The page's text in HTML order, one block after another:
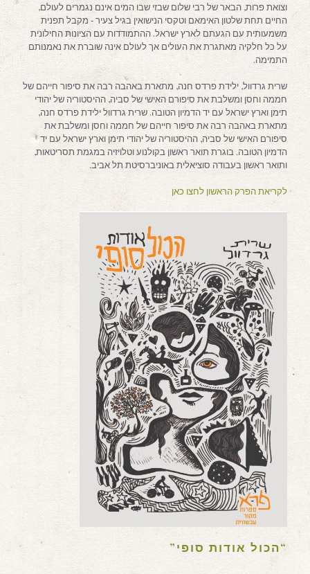
וצואת פרות, הבאר של רבי שלום שבזי שבו המים אינם נגמרים לעולם,
החיים תחת שלטון האימאם וטקסי הנישואין בגיל צעיר ‐ מקבל תפנית
משמעותית עם הגעתם לארץ ישראל. ההתמודדות עם הציונות החילונית
על כל חלקיה מאתגרת את העולים אך לעולם אינה שוברת את נאמנותם
התמימה.
שרית גרדוול, ילידת פרדס חנה, מתארת באהבה רבה את סיפור חייהם של
חממה וחסן ומשלבת את סיפורם האישי של סביה, ההיסטוריה של יהודי
תימן וארץ ישראל עם יד הדמיון הטובה. שרית גרדוול ילידת פרדס חנה,
מתארת באהבה רבה את סיפור חייהם של חממה וחסן ומשלבת את
סיפורם האישי של סביה, ההיסטוריה של יהודי תימן וארץ ישראל עם יד
הדמיון הטובה. בוגרת תואר ראשון בקולנוע וטלויזיה במגמת תסריטאות,
ותואר ראשון בעבודה סוציאלית באוניברסיטת תל אביב.
לקריאת הפרק הראשון לחצו כאן
“הכול אודות סופי”